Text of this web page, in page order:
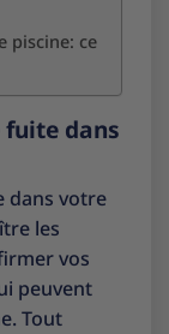
piscine: ce
fuite dans
dans votre
les
vos
peuvent
Tout